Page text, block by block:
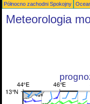
Północno zachodni Spokojny
Meteorologia